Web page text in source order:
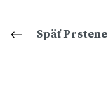
Späť Prstene